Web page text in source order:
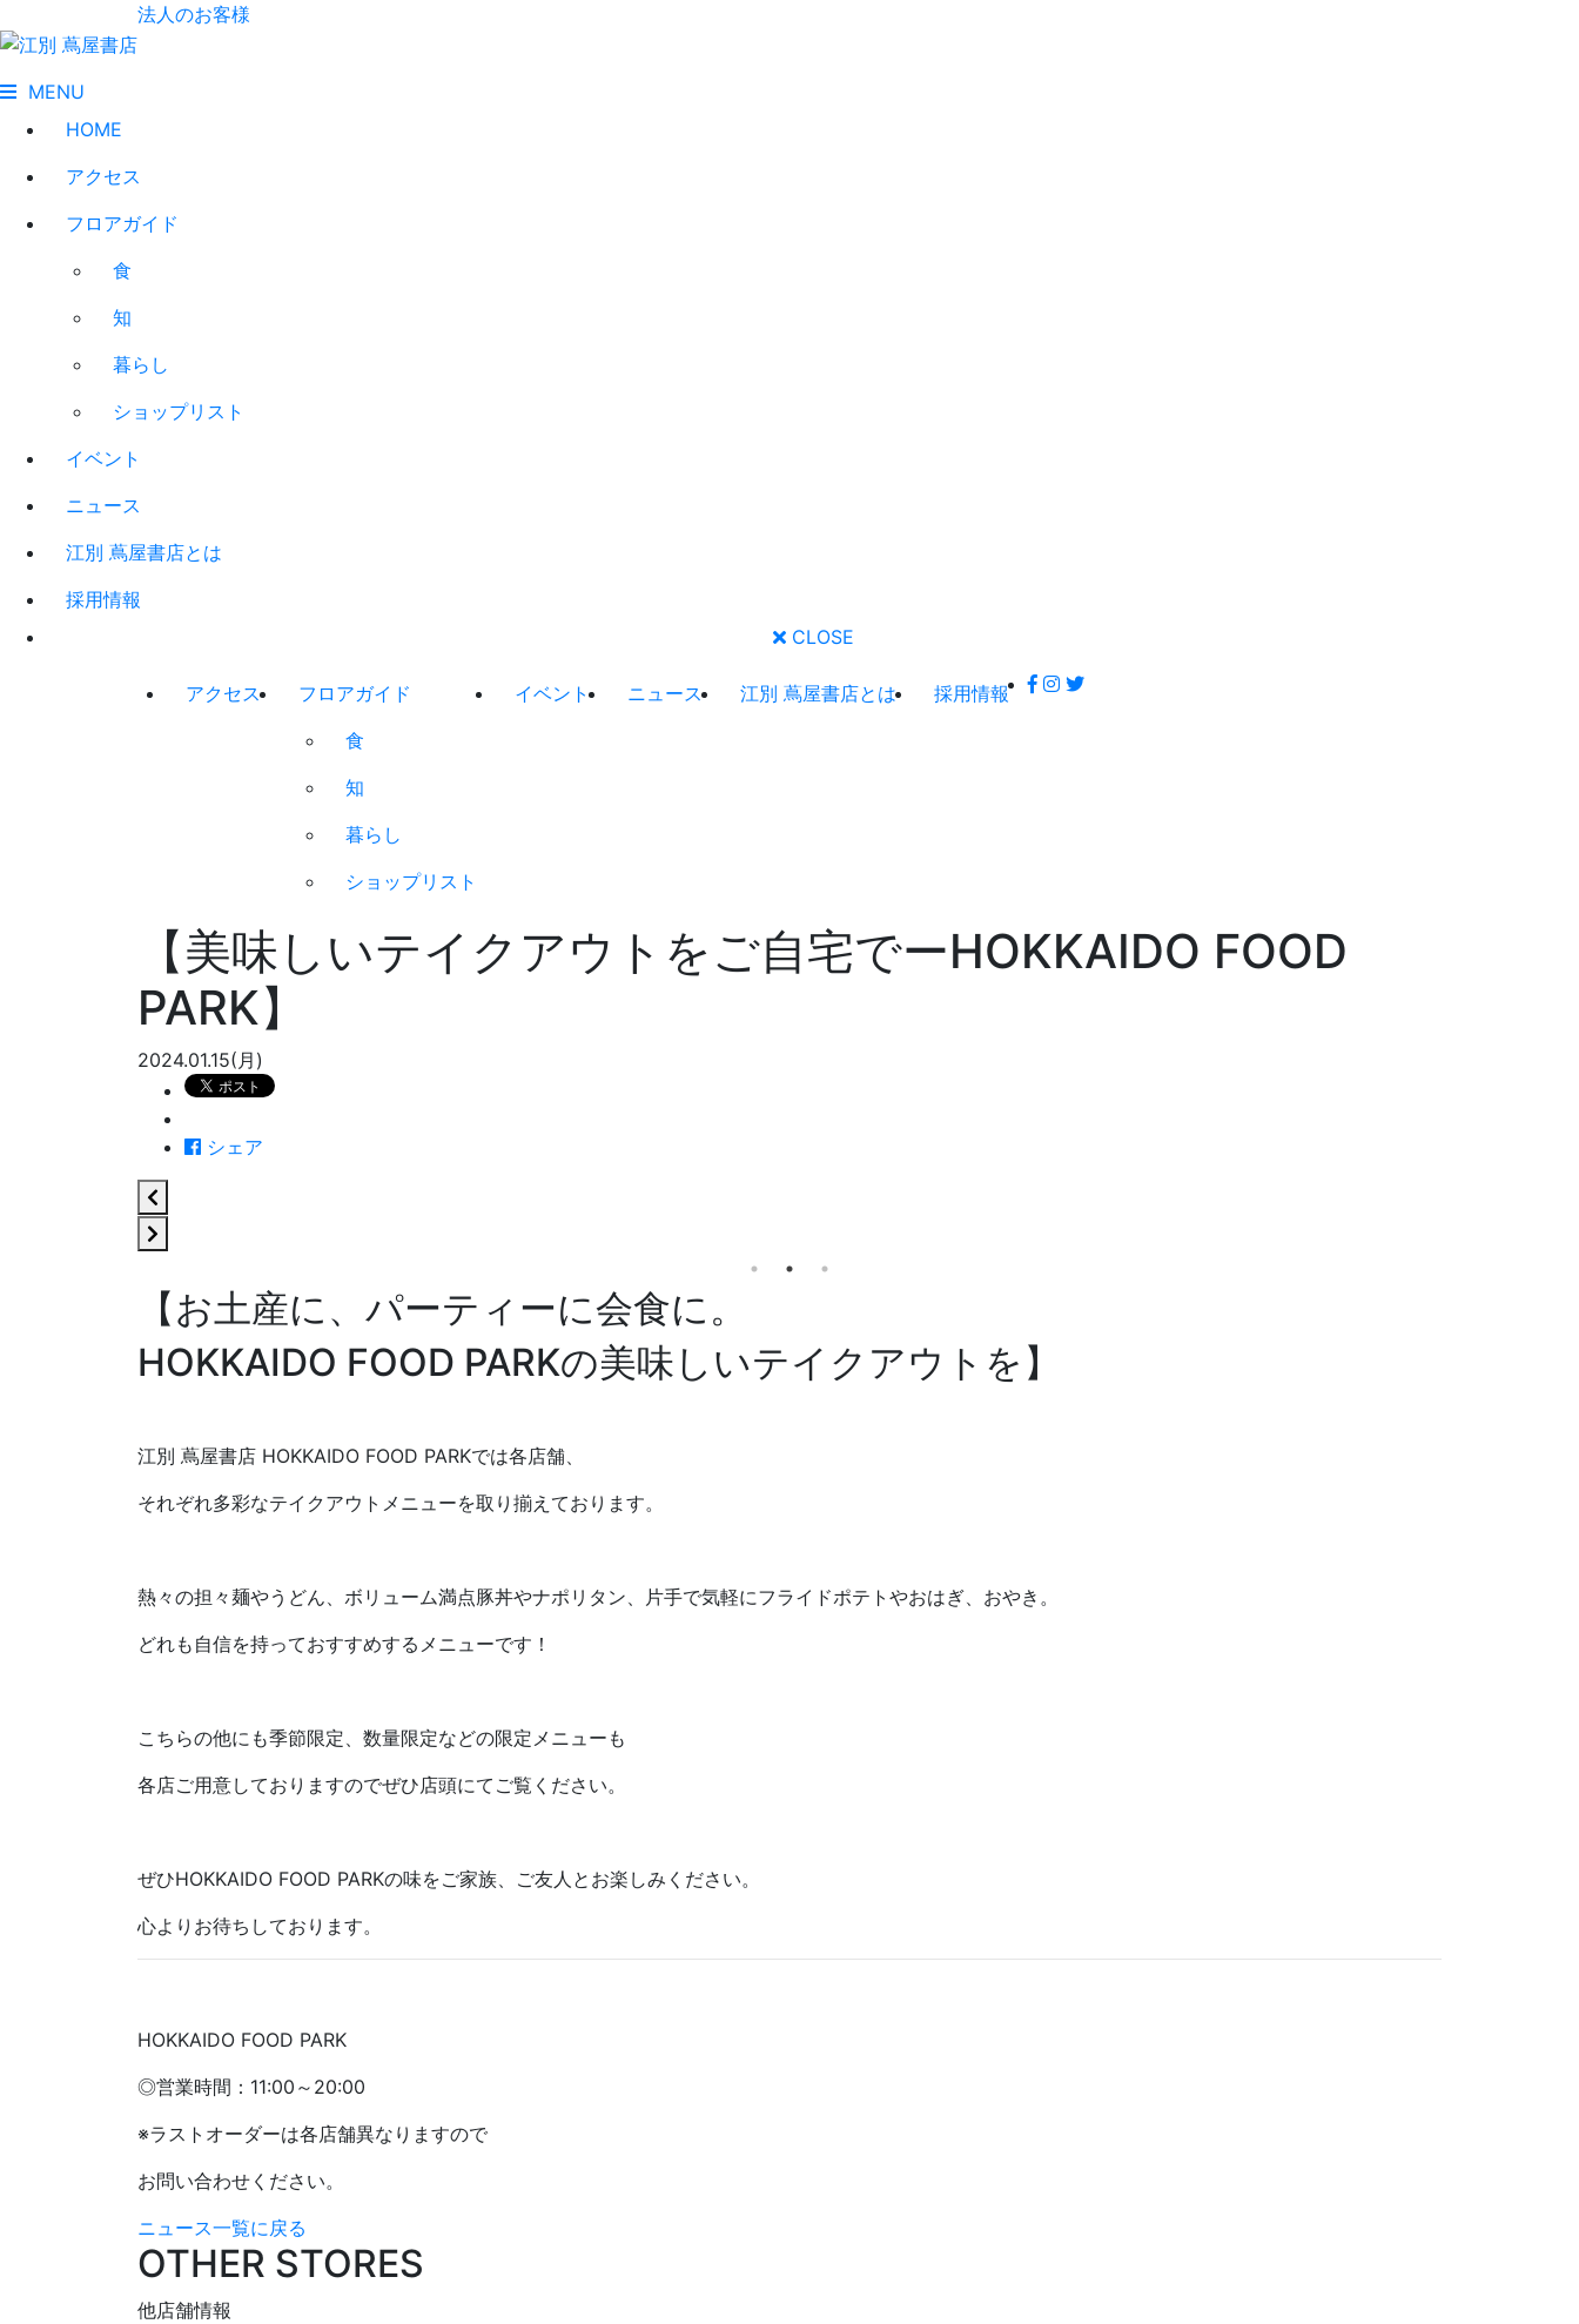
法人のお客様
MENU
HOME
アクセス
フロアガイド
食
知
暮らし
ショップリスト
イベント
ニュース
江別 蔦屋書店とは
採用情報
CLOSE
アクセス
フロアガイド
食
知
暮らし
ショップリスト
イベント ニュース 江別 蔦屋書店とは 採用情報
【美味しいテイクアウトをご自宅でーHOKKAIDO FOOD
PARK】
2024.01.15(月)
シェア
【お土産に、パーティーに会食に。
HOKKAIDO FOOD PARKの美味しいテイクアウトを】
江別 蔦屋書店 HOKKAIDO FOOD PARKでは各店舗、
それぞれ多彩なテイクアウトメニューを取り揃えております。
熱々の担々麺やうどん、ボリューム満点豚丼やナポリタン、片手で気軽にフライドポテトやおはぎ、おやき。
どれも自信を持っておすすめするメニューです！
こちらの他にも季節限定、数量限定などの限定メニューも
各店ご用意しておりますのでぜひ店頭にてご覧ください。
ぜひHOKKAIDO FOOD PARKの味をご家族、ご友人とお楽しみください。
心よりお待ちしております。
HOKKAIDO FOOD PARK
◎営業時間：11:00～20:00
※ラストオーダーは各店舗異なりますので
お問い合わせください。
ニュース一覧に戻る
OTHER STORES
他店舗情報